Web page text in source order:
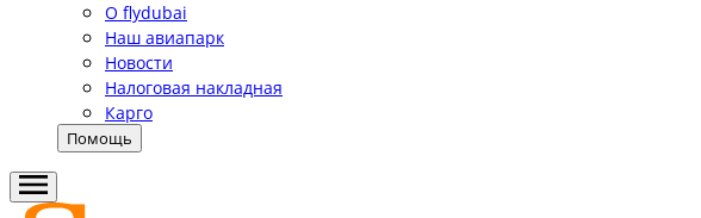
О flydubai
Наш авиапарк
Новости
Налоговая накладная
Карго
Помощь